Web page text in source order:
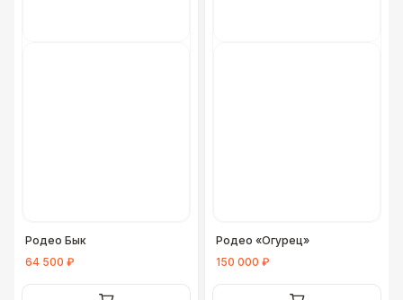
Родео Бык
64 500 ₽
Родео «Огурец»
150 000 ₽